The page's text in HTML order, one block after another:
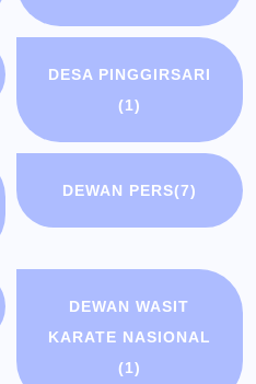
DESA PINGGIRSARI
(1)
DEWAN PERS(7)
DEWAN WASIT
KARATE NASIONAL
(1)